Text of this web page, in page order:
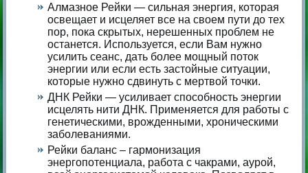
Алмазное Рейки — сильная энергия, которая
освещает и исцеляет все на своем пути до тех
пор, пока скрытых, нерешенных проблем не
останется. Используется, если Вам нужно
усилить сеанс, дать более мощный поток
энергии или если есть застойные ситуации,
которые нужно сдвинуть с мертвой точки.
ДНК Рейки — усиливает способность энергии
исцелять нити ДНК. Применяется для работы с
генетическими, врожденными, хроническими
заболеваниями.
Рейки баланс – гармонизация
энергопотенциала, работа с чакрами, аурой,